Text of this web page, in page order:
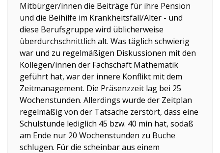
Mitbürger/innen die Beiträge für ihre Pension
und die Beihilfe im Krankheitsfall/Alter - und
diese Berufsgruppe wird üblicherweise
überdurchschnittlich alt. Was täglich schwierig
war und zu regelmäßigen Diskussionen mit den
Kollegen/innen der Fachschaft Mathematik
geführt hat, war der innere Konflikt mit dem
Zeitmanagement. Die Präsenzzeit lag bei 25
Wochenstunden. Allerdings wurde der Zeitplan
regelmäßig von der Tatsache zerstört, dass eine
Schulstunde lediglich 45 bzw. 40 min hat, sodaß
am Ende nur 20 Wochenstunden zu Buche
schlugen. Für die scheinbar aus einem